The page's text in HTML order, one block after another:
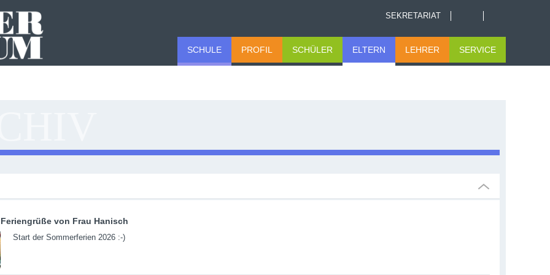
SEKRETARIAT
SCHULE PROFIL SCHÜLER ELTERN LEHRER SERVICE
Feriengrüße von Frau Hanisch
Start der Sommerferien 2026 :-)